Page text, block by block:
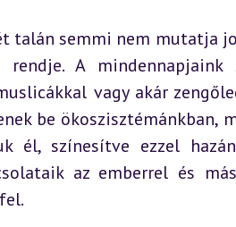
talán semmi nem mutatja
rendje. A
vagy akár
be ökoszisztémánkban,
él, színesítve ezzel
az emberrel és